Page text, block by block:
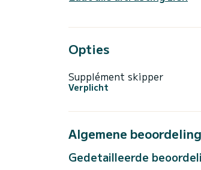
Opties
Supplément skipper
Verplicht
Algemene beoordeling
Gedetailleerde